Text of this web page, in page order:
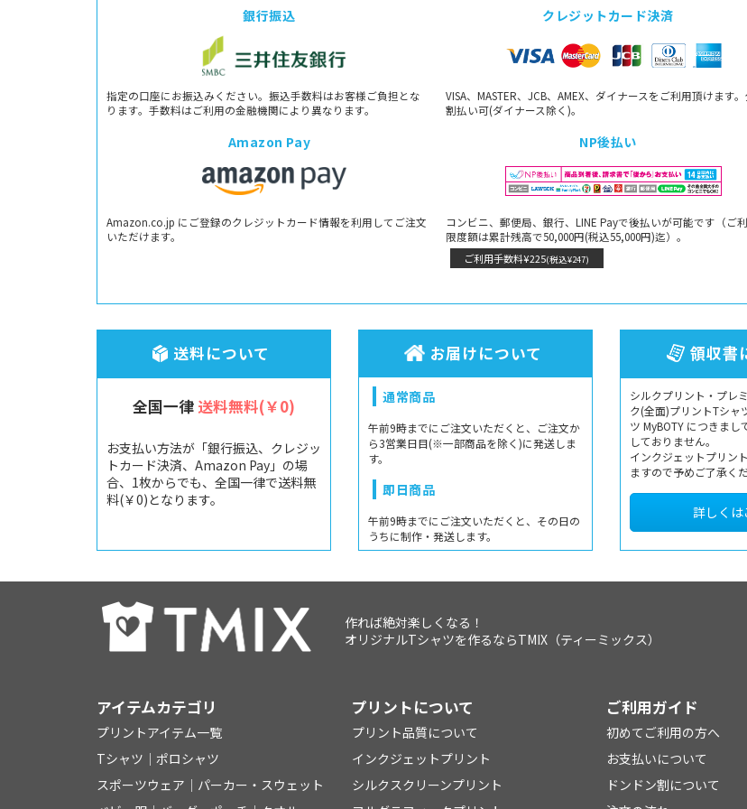
銀行振込
指定の口座にお振込みください。振込手数料はお客様ご負担とな
ります。手数料はご利用の金融機関により異なります。
クレジットカード決済
VISA、MASTER、JCB、AMEX、ダイナースをご利用頂けます
割払い可(ダイナース除く)。
Amazon Pay
Amazon.co.jp にご登録のクレジットカード情報を利用してご注文
いただけます。
NP後払い
コンビニ、郵便局、銀行、LINE Payで後払いが可能です（ご
限度額は累計残高で50,000円(税込55,000円)迄）。
ご利用手数料¥225(税込¥247)
送料について
全国一律 送料無料(￥0)
お支払い方法が「銀行振込、クレジッ
トカード決済、Amazon Pay」の場
合、1枚からでも、全国一律で送料無
料(￥0)となります。
お届けについて
通常商品
午前9時までにご注文いただくと、ご注文か
ら3営業日目(※一部商品を除く)に発送しま
す。
即日商品
午前9時までにご注文いただくと、その日の
うちに制作・発送します。
領収書
シルクプリント・プレ
ク(全面)プリントTシャ
ツ MyBOTY につきま
しておりません。
インクジェットプリン
ますので予めご了承くだ
詳しくは
作れば絶対楽しくなる！
オリジナルTシャツを作るならTMIX（ティーミックス）
アイテムカテゴリ
プリントアイテム一覧
Tシャツ │ ポロシャツ
スポーツウェア │ パーカー・スウェット
プリントについて
プリント品質について
インクジェットプリント
シルクスクリーンプリント
ご利用ガイド
初めてご利用の方へ
お支払いについて
ドンドン割について